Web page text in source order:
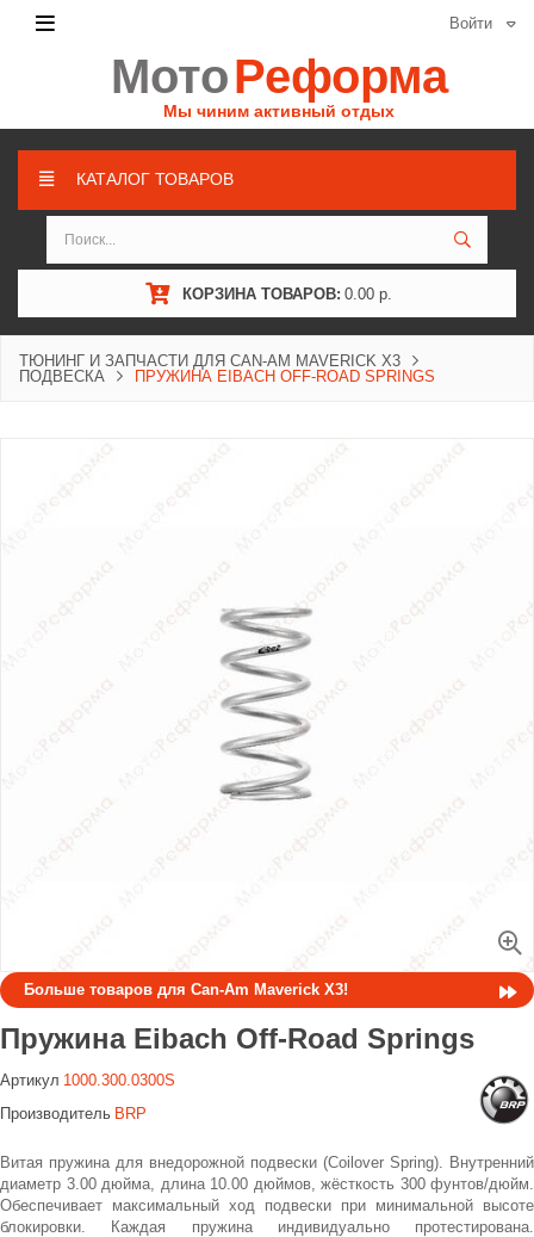
Войти
МотоРеформа
Мы чиним активный отдых
КАТАЛОГ ТОВАРОВ
КОРЗИНА ТОВАРОВ: 0.00 р.
ТЮНИНГ И ЗАПЧАСТИ ДЛЯ CAN-AM MAVERICK X3
ПОДВЕСКА
ПРУЖИНА EIBACH OFF-ROAD SPRINGS
Больше товаров для Can-Am Maverick X3!
Пружина Eibach Off-Road Springs
Артикул 1000.300.0300S
Производитель BRP
Витая пружина для внедорожной подвески (Coilover Spring). Внутренний
диаметр 3.00 дюйма, длина 10.00 дюймов, жёсткость 300 фунтов/дюйм.
Обеспечивает максимальный ход подвески при минимальной высоте
блокировки. Каждая пружина индивидуально протестирована.